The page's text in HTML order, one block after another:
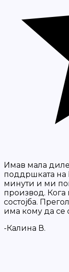
Имав мала
поддршката на
минути и ми
производ.
состојба.
има кому да се
-Калина В.